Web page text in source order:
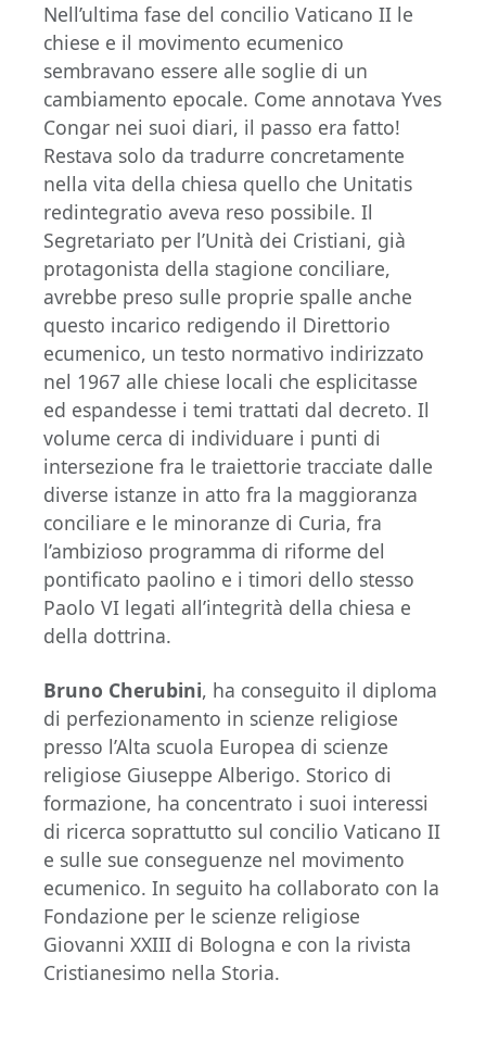
Nell’ultima fase del concilio Vaticano II le
chiese e il movimento ecumenico
sembravano essere alle soglie di un
cambiamento epocale. Come annotava Yves
Congar nei suoi diari, il passo era fatto!
Restava solo da tradurre concretamente
nella vita della chiesa quello che Unitatis
redintegratio aveva reso possibile. Il
Segretariato per l’Unità dei Cristiani, già
protagonista della stagione conciliare,
avrebbe preso sulle proprie spalle anche
questo incarico redigendo il Direttorio
ecumenico, un testo normativo indirizzato
nel 1967 alle chiese locali che esplicitasse
ed espandesse i temi trattati dal decreto. Il
volume cerca di individuare i punti di
intersezione fra le traiettorie tracciate dalle
diverse istanze in atto fra la maggioranza
conciliare e le minoranze di Curia, fra
l’ambizioso programma di riforme del
pontificato paolino e i timori dello stesso
Paolo VI legati all’integrità della chiesa e
della dottrina.
Bruno Cherubini, ha conseguito il diploma
di perfezionamento in scienze religiose
presso l’Alta scuola Europea di scienze
religiose Giuseppe Alberigo. Storico di
formazione, ha concentrato i suoi interessi
di ricerca soprattutto sul concilio Vaticano II
e sulle sue conseguenze nel movimento
ecumenico. In seguito ha collaborato con la
Fondazione per le scienze religiose
Giovanni XXIII di Bologna e con la rivista
Cristianesimo nella Storia.